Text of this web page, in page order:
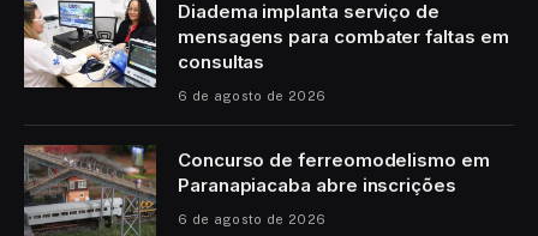
Diadema implanta serviço de
mensagens para combater faltas em
consultas
6 de agosto de 2026
Concurso de ferreomodelismo em
Paranapiacaba abre inscrições
6 de agosto de 2026